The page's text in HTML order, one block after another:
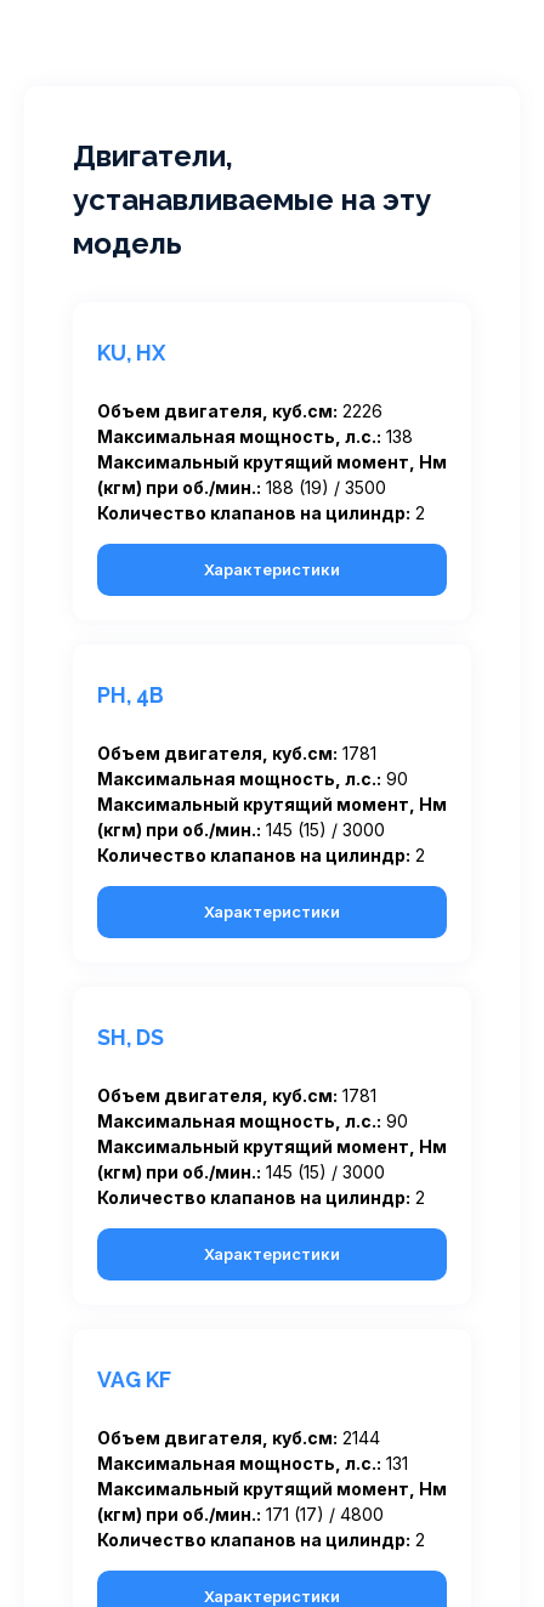
Двигатели,
устанавливаемые на эту
модель
KU, HX
Объем двигателя, куб.см: 2226
Максимальная мощность, л.с.: 138
Максимальный крутящий момент, Нм
(кгм) при об./мин.: 188 (19) / 3500
Количество клапанов на цилиндр: 2
Характеристики
PH, 4B
Объем двигателя, куб.см: 1781
Максимальная мощность, л.с.: 90
Максимальный крутящий момент, Нм
(кгм) при об./мин.: 145 (15) / 3000
Количество клапанов на цилиндр: 2
Характеристики
SH, DS
Объем двигателя, куб.см: 1781
Максимальная мощность, л.с.: 90
Максимальный крутящий момент, Нм
(кгм) при об./мин.: 145 (15) / 3000
Количество клапанов на цилиндр: 2
Характеристики
VAG KF
Объем двигателя, куб.см: 2144
Максимальная мощность, л.с.: 131
Максимальный крутящий момент, Нм
(кгм) при об./мин.: 171 (17) / 4800
Количество клапанов на цилиндр: 2
Характеристики